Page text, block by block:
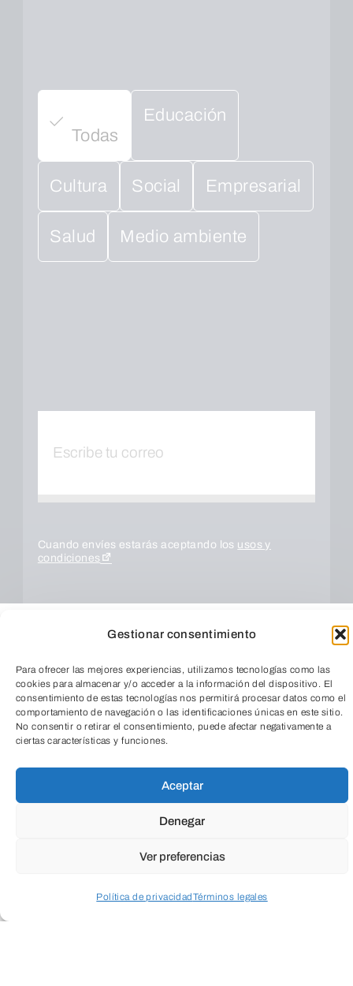
Gestionar consentimiento
Para ofrecer las mejores experiencias, utilizamos tecnologías como las
cookies para almacenar y/o acceder a la información del dispositivo. El
consentimiento de estas tecnologías nos permitirá procesar datos como el
comportamiento de navegación o las identificaciones únicas en este sitio.
No consentir o retirar el consentimiento, puede afectar negativamente a
ciertas características y funciones.
Aceptar
Denegar
Ver preferencias
Política de privacidadTérminos legales
Todas
Educación
Cultura Social Empresarial
Salud Medio ambiente
Cuando envíes estarás aceptando los usos y
condiciones